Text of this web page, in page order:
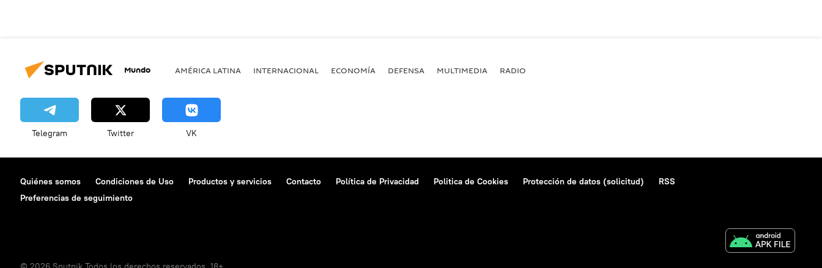
Mundo AMÉRICA LATINA INTERNACIONAL ECONOMÍA DEFENSA MULTIMEDIA RADIO
Telegram Twitter VK
Quiénes somos Condiciones de Uso Productos y servicios Contacto Política de Privacidad Politica de Cookies Protección de datos (solicitud)
RSS
Preferencias de seguimiento